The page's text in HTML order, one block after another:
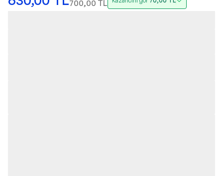
700,00 TL